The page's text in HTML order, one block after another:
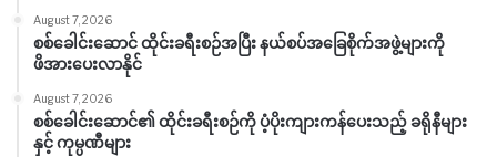
August 7, 2026
စစ်ခေါင်းဆောင် ထိုင်းခရီးစဉ်အပြီး နယ်စပ်အခြေစိုက်အဖွဲ့များကို
ဖိအားပေးလာနိုင်
August 7, 2026
စစ်ခေါင်းဆောင်၏ ထိုင်းခရီးစဉ်ကို ပံ့ပိုးကျားကန်ပေးသည့် ခရိုနီများ
နှင့် ကုမ္ပဏီများ